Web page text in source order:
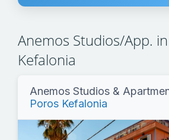
Anemos Studios/App.
Kefalonia
Anemos Studios &
Poros Kefalonia